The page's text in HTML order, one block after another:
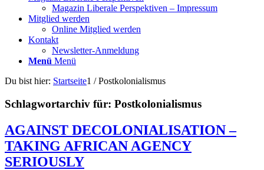
Magazin Liberale Perspektiven – Impressum
Mitglied werden
Online Mitglied werden
Kontakt
Newsletter-Anmeldung
Menü Menü
Du bist hier: Startseite1 / Postkolonialismus
Schlagwortarchiv für: Postkolonialismus
AGAINST DECOLONIALISATION –
TAKING AFRICAN AGENCY
SERIOUSLY